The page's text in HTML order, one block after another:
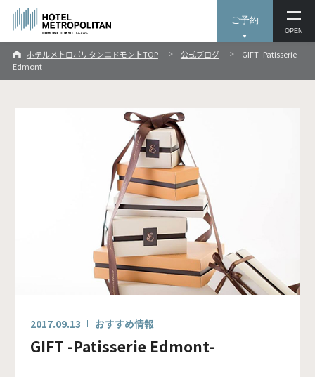
ご予約
OPEN
ホテルメトロポリタンエドモントTOP 公式ブログ
GIFT -Patisserie
Edmont-
2017.09.13 おすすめ情報
GIFT -Patisserie Edmont-